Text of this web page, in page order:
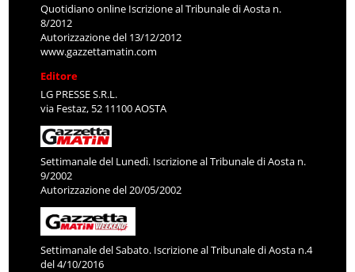
Quotidiano online Iscrizione al Tribunale di Aosta n.
8/2012
Autorizzazione del 13/12/2012
www.gazzettamatin.com
Editore
LG PRESSE S.R.L.
via Festaz, 52 11100 AOSTA
Settimanale del Lunedì. Iscrizione al Tribunale di Aosta n.
9/2002
Autorizzazione del 20/05/2002
Settimanale del Sabato. Iscrizione al Tribunale di Aosta n.4
del 4/10/2016